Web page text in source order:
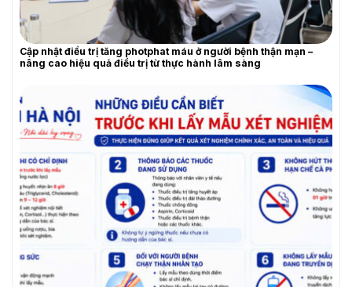
YÊU CẦU BÁO GIÁ
Cập nhật điều trị tăng photphat máu ở người bệnh thận mạn –
nâng cao hiệu quả điều trị từ thực hành lâm sàng